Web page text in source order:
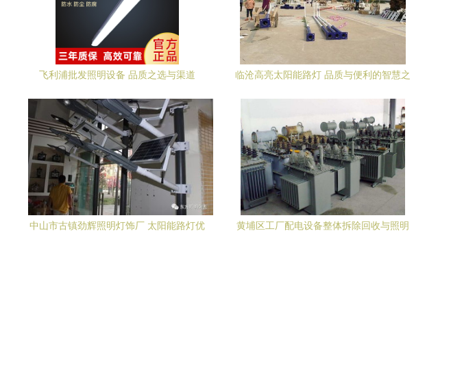
飞利浦批发照明设备 品质之选与渠道
临沧高亮太阳能路灯 品质与便利的智慧之
中山市古镇劲辉照明灯饰厂 太阳能路灯优
黄埔区工厂配电设备整体拆除回收与照明